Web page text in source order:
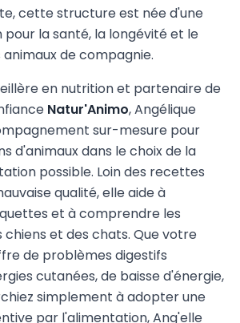
cette structure est née d'une
la santé, la longévité et le
de compagnie.
en nutrition et partenaire de
Natur'Animo, Angélique
sur-mesure pour
d'animaux dans le choix de la
possible. Loin des recettes
qualité, elle aide à
et à comprendre les
chiens et des chats. Que votre
de problèmes digestifs
cutanées, de baisse d'énergie,
simplement à adopter une
par l'alimentation, Ang'elle